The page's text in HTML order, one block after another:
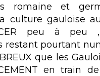
romaine et
culture gauloise
peu à peu
restant pourtant
que les
en train